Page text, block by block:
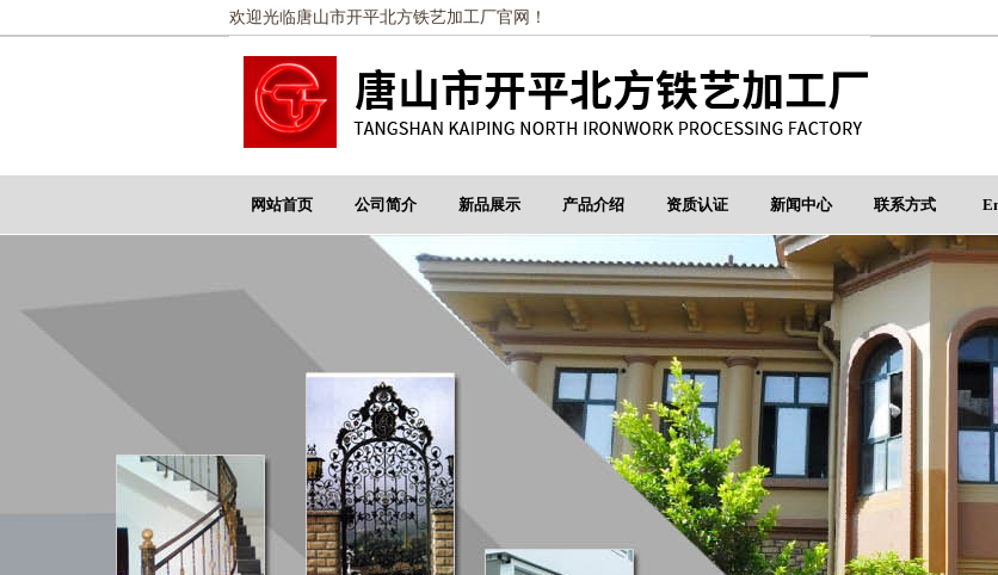
欢迎光临唐山市开平北方铁艺加工厂官网！
网站首页 公司简介 新品展示 产品介绍 资质认证 新闻中心 联系方式